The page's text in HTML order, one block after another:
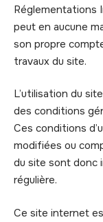
Réglementations
peut en aucune
son propre
travaux du site.
L’utilisation du
des conditions
Ces conditions
modifiées ou
du site sont donc
régulière.
Ce site internet